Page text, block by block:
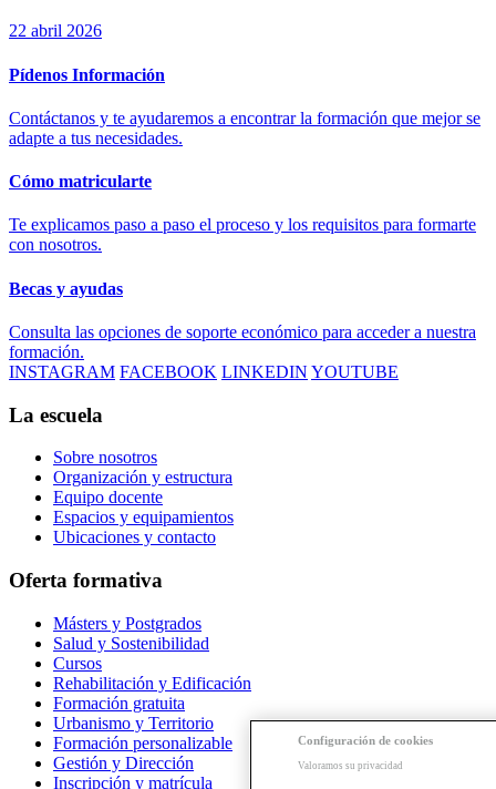
22 abril 2026
Pídenos Información
Contáctanos y te ayudaremos a encontrar la formación que mejor se
adapte a tus necesidades.
Cómo matricularte
Te explicamos paso a paso el proceso y los requisitos para formarte
con nosotros.
Becas y ayudas
Consulta las opciones de soporte económico para acceder a nuestra
formación.
INSTAGRAM FACEBOOK LINKEDIN YOUTUBE
La escuela
Sobre nosotros
Organización y estructura
Equipo docente
Espacios y equipamientos
Ubicaciones y contacto
Oferta formativa
Másters y Postgrados
Salud y Sostenibilidad
Cursos
Rehabilitación y Edificación
Formación gratuita
Urbanismo y Territorio
Formación personalizable
Gestión y Dirección
Inscripción y matrícula
Configuración de cookies
Valoramos su privacidad